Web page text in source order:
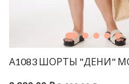
А1083 ШОРТЫ "ДЕНИ"